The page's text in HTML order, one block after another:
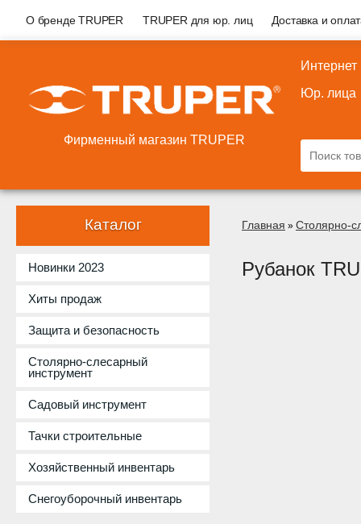
О бренде TRUPER TRUPER для юр. лиц Доставка и
Фирменный магазин TRUPER
Интернет
Юр. лица
Каталог
Новинки 2023
Хиты продаж
Защита и безопасность
Столярно-слесарный
инструмент
Садовый инструмент
Тачки строительные
Хозяйственный инвентарь
Снегоуборочный инвентарь
Главная » Столярно-
Рубанок